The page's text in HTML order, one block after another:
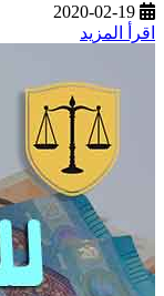
2020-02-19
اقرأ المزيد